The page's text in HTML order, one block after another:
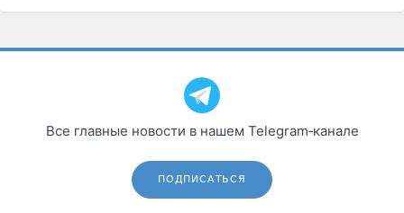
Все главные новости в нашем Telegram‑канале
ПОДПИСАТЬСЯ